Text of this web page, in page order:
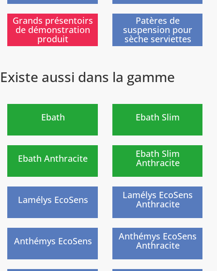
)
Grands présentoirs
de démonstration
produit
)
Patères de
suspension pour
sèche serviettes
Existe aussi dans la gamme
Ebath Ebath Slim
Ebath Anthracite
Nouveau
Ebath Slim
Anthracite
Nouveau
Lamélys EcoSens Lamélys EcoSens
Anthracite
Anthémys EcoSens Anthémys EcoSens
Anthracite